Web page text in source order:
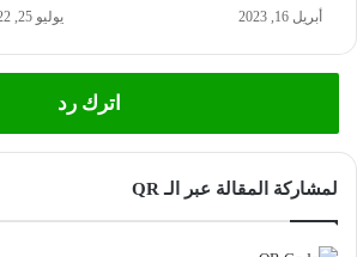
أبريل 16, 2023 يوليو 25, 2022
اترك رد
لمشاركة المقالة عبر الـ QR